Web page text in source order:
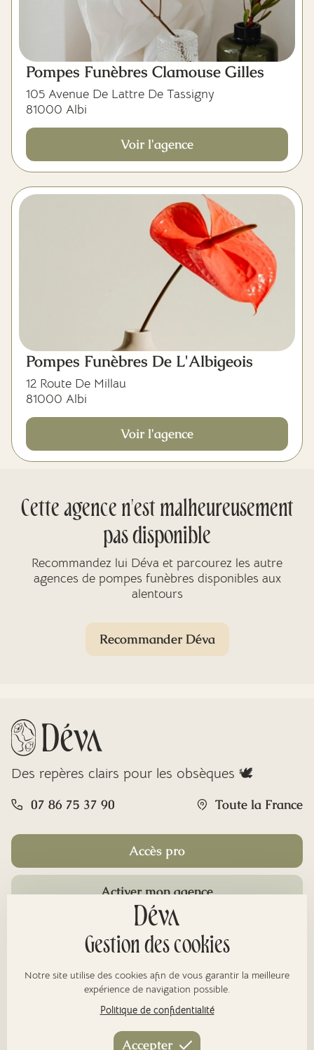
Pompes Funèbres Clamouse Gilles
105 Avenue De Lattre De Tassigny
81000 Albi
Voir l'agence
Pompes Funèbres De L'Albigeois
12 Route De Millau
81000 Albi
Voir l'agence
Cette agence n'est malheureusement
pas disponible
Recommandez lui Déva et parcourez les autre
agences de pompes funèbres disponibles aux
alentours
Recommander Déva
Des repères clairs pour les obsèques 🕊️
07 86 75 37 90 Toute la France
Accès pro
Activer mon agence
Gestion des cookies
Notre site utilise des cookies afin de vous garantir la meilleure
expérience de navigation possible.
Politique de confidentialité
Accepter